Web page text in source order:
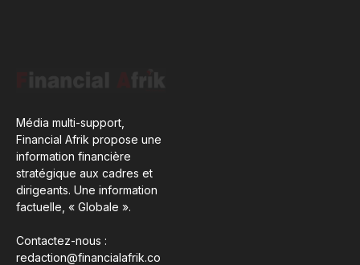
Média multi-support,
Financial Afrik propose une
information financière
stratégique aux cadres et
dirigeants. Une information
factuelle, « Globale ».
Contactez-nous :
redaction@financialafrik.co